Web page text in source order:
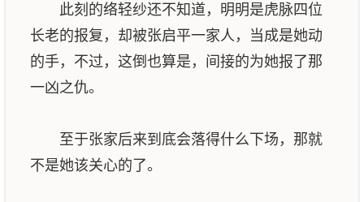
此刻的络轻纱还不知道，明明是虎脉四位
长老的报复，却被张启平一家人，当成是她动
的手，不过，这倒也算是，间接的为她报了那
一凶之仇。
至于张家后来到底会落得什么下场，那就
不是她该关心的了。